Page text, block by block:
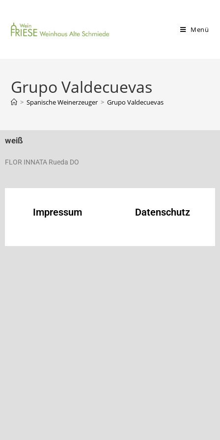
Menü
Grupo Valdecuevas
> Spanische Weinerzeuger > Grupo Valdecuevas
weiß
FLOR INNATA Rueda DO
Impressum Datenschutz